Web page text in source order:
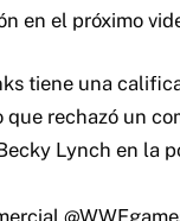
en el próximo
tiene una
rechazó un
Lynch en la